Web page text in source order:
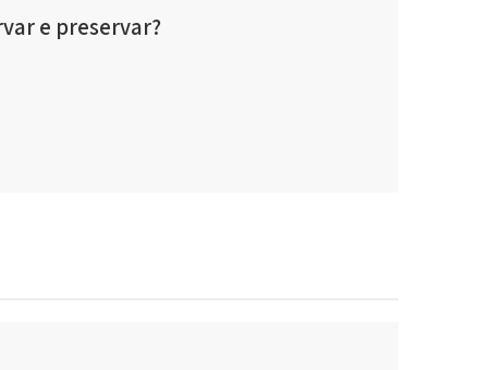
e preservar?